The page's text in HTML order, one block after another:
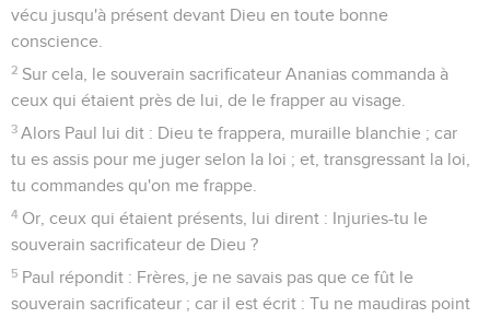
vécu jusqu'à présent devant Dieu en toute bonne
conscience.
2 Sur cela, le souverain sacrificateur Ananias commanda à
ceux qui étaient près de lui, de le frapper au visage.
3 Alors Paul lui dit : Dieu te frappera, muraille blanchie ; car
tu es assis pour me juger selon la loi ; et, transgressant la loi,
tu commandes qu'on me frappe.
4 Or, ceux qui étaient présents, lui dirent : Injuries-tu le
souverain sacrificateur de Dieu ?
5 Paul répondit : Frères, je ne savais pas que ce fût le
souverain sacrificateur ; car il est écrit : Tu ne maudiras point